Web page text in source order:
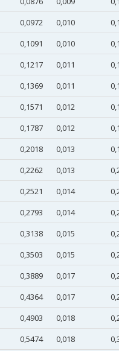
0,0972 0,010
0,1091 0,010
0,1217 0,011
0,1369 0,011
0,1571 0,012
0,1787 0,012
0,2018 0,013
0,2262 0,013
0,2521 0,014
0,2793 0,014
0,3138 0,015
0,3503 0,015
0,3889 0,017
0,4364 0,017
0,4903 0,018
0,5474 0,018